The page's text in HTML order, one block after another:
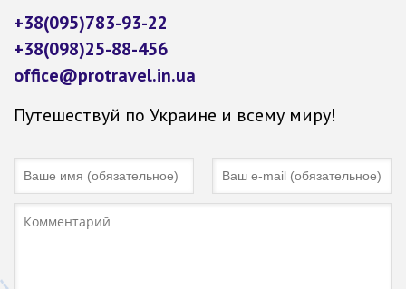
+38(095)783-93-22
+38(098)25-88-456
office@protravel.in.ua
Путешествуй по Украине и всему миру!